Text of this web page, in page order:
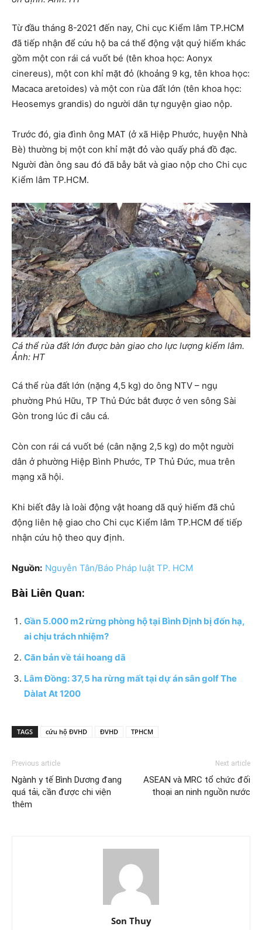
Từ đầu tháng 8-2021 đến nay, Chi cục Kiểm lâm TP.HCM
đã tiếp nhận để cứu hộ ba cá thể động vật quý hiếm khác
gồm một con rái cá vuốt bé (tên khoa học: Aonyx
cinereus), một con khỉ mặt đỏ (khoảng 9 kg, tên khoa học:
Macaca aretoides) và một con rùa đất lớn (tên khoa học:
Heosemys grandis) do người dân tự nguyện giao nộp.
Trước đó, gia đình ông MAT (ở xã Hiệp Phước, huyện Nhà
Bè) thường bị một con khỉ mặt đỏ vào quấy phá đồ đạc.
Người đàn ông sau đó đã bẫy bắt và giao nộp cho Chi cục
Kiểm lâm TP.HCM.
Cá thể rùa đất lớn được bàn giao cho lực lượng kiểm lâm.
Ảnh: HT
Cá thể rùa đất lớn (nặng 4,5 kg) do ông NTV – ngụ
phường Phú Hữu, TP Thủ Đức bắt được ở ven sông Sài
Gòn trong lúc đi câu cá.
Còn con rái cá vuốt bé (cân nặng 2,5 kg) do một người
dân ở phường Hiệp Bình Phước, TP Thủ Đức, mua trên
mạng xã hội.
Khi biết đây là loài động vật hoang dã quý hiếm đã chủ
động liên hệ giao cho Chi cục Kiểm lâm TP.HCM để tiếp
nhận cứu hộ theo quy định.
Nguồn: Nguyễn Tân/Báo Pháp luật TP. HCM
Bài Liên Quan:
Gần 5.000 m2 rừng phòng hộ tại Bình Định bị đốn hạ,
ai chịu trách nhiệm?
Căn bản về tái hoang dã
Lâm Đồng: 37,5 ha rừng mất tại dự án sân golf The
Dàlat At 1200
TAGS cứu hộ ĐVHD ĐVHD TPHCM
Previous article
Ngành y tế Bình Dương đang
quá tải, cần được chi viện
thêm
Next article
ASEAN và MRC tổ chức đối
thoại an ninh nguồn nước
Son Thuy